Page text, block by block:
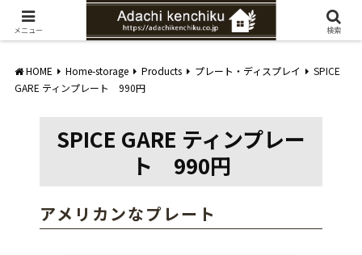
愛知県みよし市の工務店。自然素材を使ったナチュラルな家づくりをご提案
HOME Home-storage Products プレート・ディスプレイ
SPICE
GARE ティンプレート 990円
SPICE GARE ティンプレー
ト 990円
アメリカンなプレート
メニュー 検索